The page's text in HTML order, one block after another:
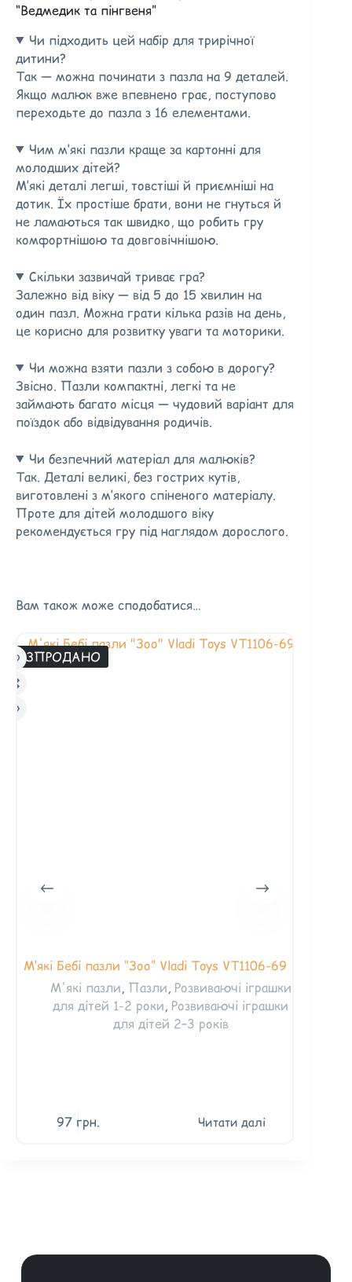
“Ведмедик та пінгвеня”
Чи підходить цей набір для трирічної
дитини?
Так — можна починати з пазла на 9 деталей.
Якщо малюк вже впевнено грає, поступово
переходьте до пазла з 16 елементами.
Чим м’які пазли краще за картонні для
молодших дітей?
М’які деталі легші, товстіші й приємніші на
дотик. Їх простіше брати, вони не гнуться й
не ламаються так швидко, що робить гру
комфортнішою та довговічнішою.
Скільки зазвичай триває гра?
Залежно від віку — від 5 до 15 хвилин на
один пазл. Можна грати кілька разів на день,
це корисно для розвитку уваги та моторики.
Чи можна взяти пазли з собою в дорогу?
Звісно. Пазли компактні, легкі та не
займають багато місця — чудовий варіант для
поїздок або відвідування родичів.
Чи безпечний матеріал для малюків?
Так. Деталі великі, без гострих кутів,
виготовлені з м’якого спіненого матеріалу.
Проте для дітей молодшого віку
рекомендується гру під наглядом дорослого.
Вам також може сподобатися…
РОЗПРОДАНО
М’які Бебі пазли “Зоо” Vladi Toys VT1106-69
М'які пазли, Пазли, Розвиваючі іграшки
для дітей 1-2 роки, Розвиваючі іграшки
для дітей 2–3 років
97 грн. Читати далі